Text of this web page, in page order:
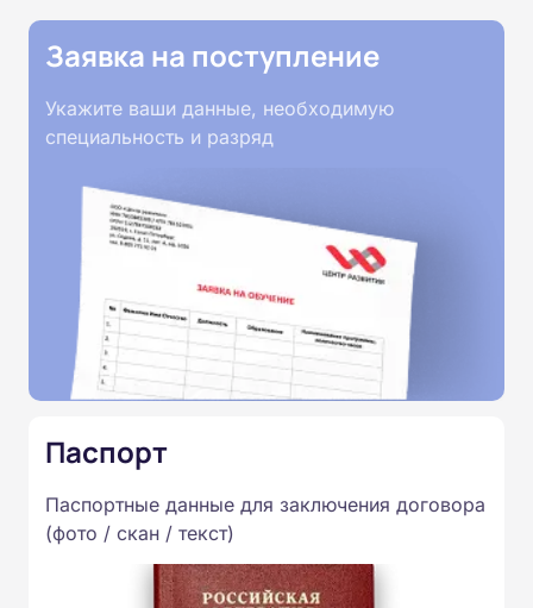
Заявка на поступление
Укажите ваши данные, необходимую
специальность и разряд
Паспорт
Паспортные данные для заключения договора
(фото / скан / текст)